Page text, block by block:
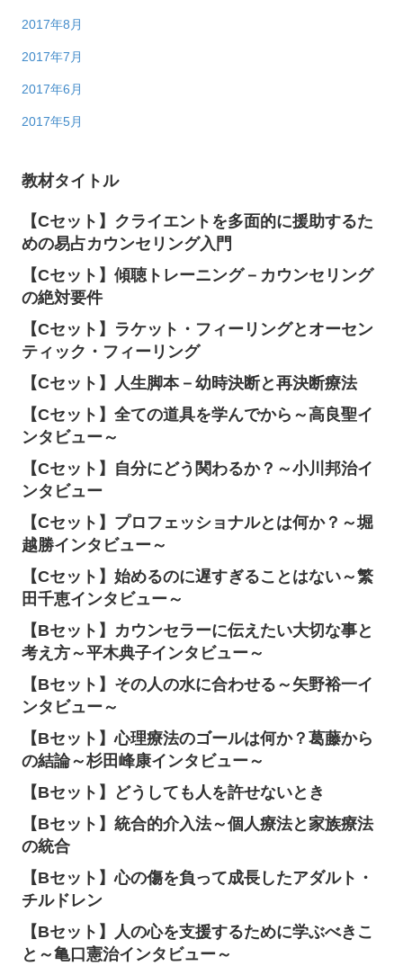
2017年8月
2017年7月
2017年6月
2017年5月
教材タイトル
【Cセット】クライエントを多面的に援助するた
めの易占カウンセリング入門
【Cセット】傾聴トレーニング－カウンセリング
の絶対要件
【Cセット】ラケット・フィーリングとオーセン
ティック・フィーリング
【Cセット】人生脚本－幼時決断と再決断療法
【Cセット】全ての道具を学んでから～高良聖イ
ンタビュー～
【Cセット】自分にどう関わるか？～小川邦治イ
ンタビュー
【Cセット】プロフェッショナルとは何か？～堀
越勝インタビュー～
【Cセット】始めるのに遅すぎることはない～繁
田千恵インタビュー～
【Bセット】カウンセラーに伝えたい大切な事と
考え方～平木典子インタビュー～
【Bセット】その人の水に合わせる～矢野裕一イ
ンタビュー～
【Bセット】心理療法のゴールは何か？葛藤から
の結論～杉田峰康インタビュー～
【Bセット】どうしても人を許せないとき
【Bセット】統合的介入法～個人療法と家族療法
の統合
【Bセット】心の傷を負って成長したアダルト・
チルドレン
【Bセット】人の心を支援するために学ぶべきこ
と～亀口憲治インタビュー～